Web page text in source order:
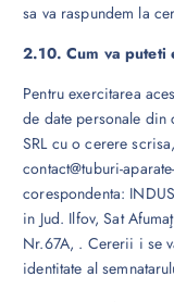
sa va raspundem la
2.10. Cum va puteti
Pentru exercitarea
de date personale din
SRL cu o cerere
contact@tuburi-
corespondenta:
in Jud. Ilfov, Sat
Nr.67A, . Cererii i se
identitate al